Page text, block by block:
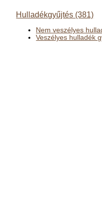
Hulladékgyűjtés (381)
Nem veszélyes
Veszélyes hulladék